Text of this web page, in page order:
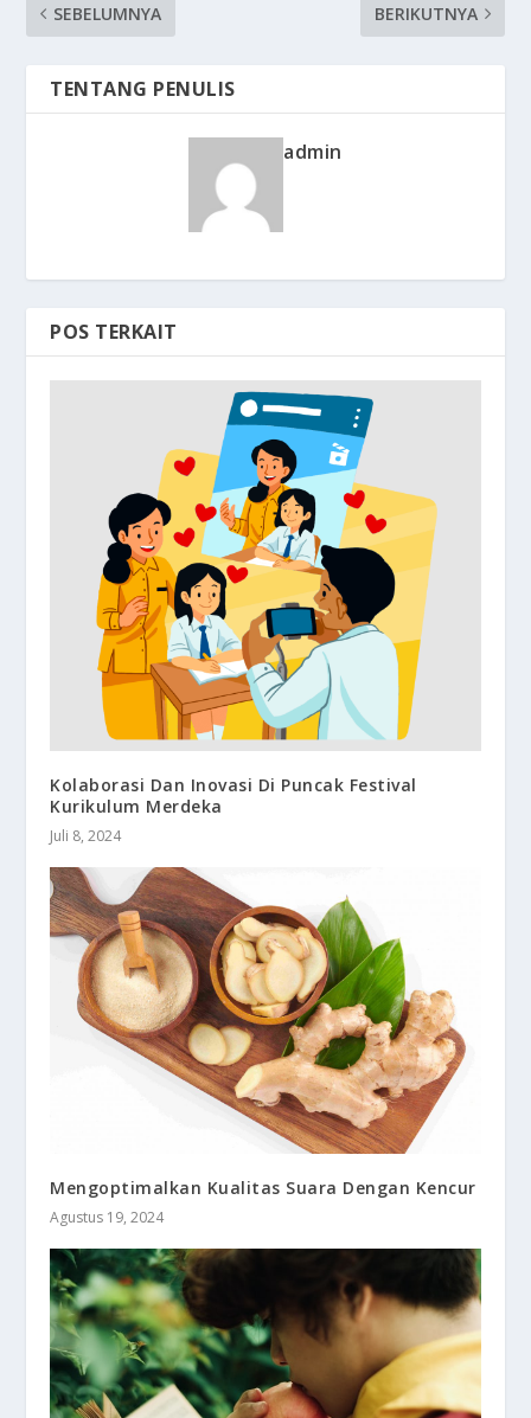
SEBELUMNYA BERIKUTNYA
TENTANG PENULIS
admin
POS TERKAIT
Kolaborasi Dan Inovasi Di Puncak Festival
Kurikulum Merdeka
Juli 8, 2024
Mengoptimalkan Kualitas Suara Dengan Kencur
Agustus 19, 2024